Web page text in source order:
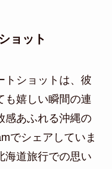
ョット
トショットは、彼
も嬉しい瞬間の連
感あふれる沖縄の
でシェアしていま
海道旅行での思い